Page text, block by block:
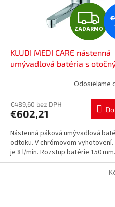
Z
A
D
A
R
O
ZADARMO
KLUDI MEDI CARE nástenná
umývadlová batéria s
Odosielame
€489,60 bez DPH
€602,21
Nástenná páková umývadlová
odtoku. V chrómovom
je 8 l/min. Rozstup batérie 150 mm.